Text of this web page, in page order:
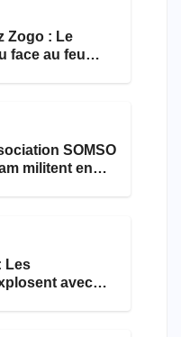
Zogo : Le
face au feu
SOMSO
militent en
Les
avec